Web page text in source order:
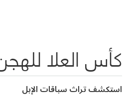
كأس العلا
استكشف تراث سباقات الإبل